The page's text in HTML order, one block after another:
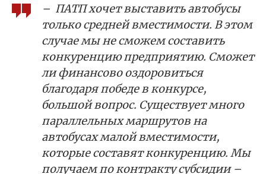
– ПАТП хочет выставить автобусы
только средней вместимости. В этом
случае мы не сможем составить
конкуренцию предприятию. Сможет
ли финансово оздоровиться
благодаря победе в конкурсе,
большой вопрос. Существует много
параллельных маршрутов на
автобусах малой вместимости,
которые составят конкуренцию. Мы
получаем по контракту субсидии –